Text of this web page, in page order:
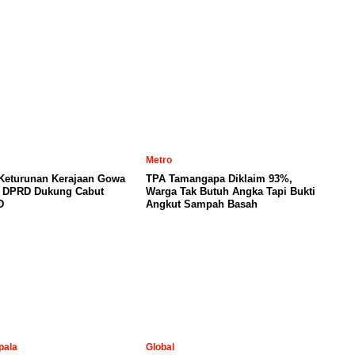
Kerajaan Gowa
Dukung Cabut
Metro
TPA Tamangapa Diklaim 93%,
Warga Tak Butuh Angka Tapi Bukti
Angkut Sampah Basah
Global